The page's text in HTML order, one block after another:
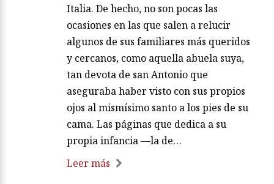
Italia. De hecho, no son pocas las
ocasiones en las que salen a relucir
algunos de sus familiares más queridos
y cercanos, como aquella abuela suya,
tan devota de san Antonio que
aseguraba haber visto con sus propios
ojos al mismísimo santo a los pies de su
cama. Las páginas que dedica a su
propia infancia —la de…
Leer más